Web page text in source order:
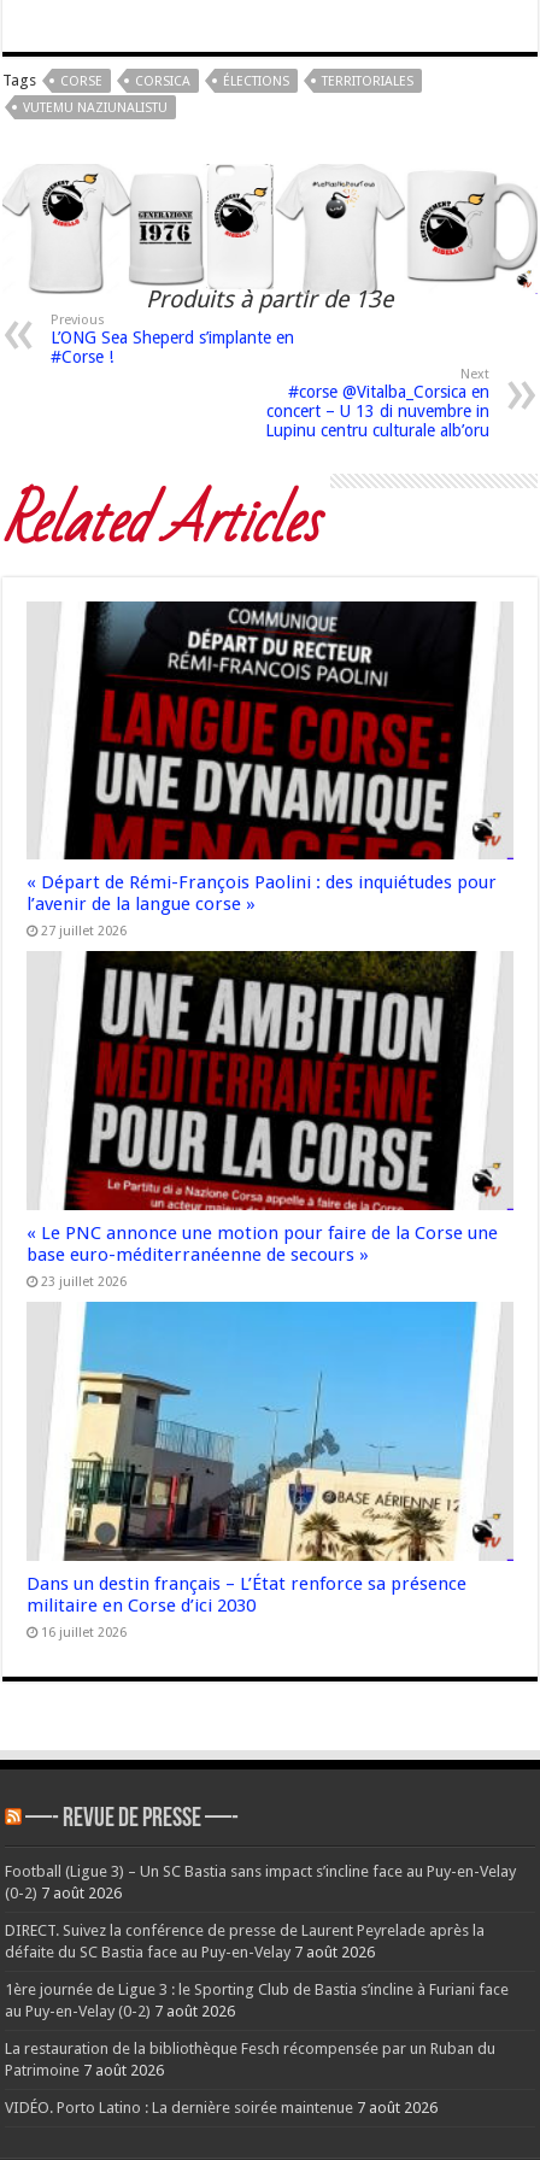
Tags CORSE CORSICA ÉLECTIONS
TERRITORIALES
VUTEMU NAZIUNALISTU
Produits à partir de 13e
Previous
L’ONG Sea Sheperd s’implante en
#Corse !
Next
#corse @Vitalba_Corsica en
concert – U 13 di nuvembre in
Lupinu centru culturale alb’oru
Related Articles
« Départ de Rémi-François Paolini : des inquiétudes pour
l’avenir de la langue corse »
27 juillet 2026
« Le PNC annonce une motion pour faire de la Corse une
base euro-méditerranéenne de secours »
23 juillet 2026
Dans un destin français – L’État renforce sa présence
militaire en Corse d’ici 2030
16 juillet 2026
—- REVUE DE PRESSE —-
Football (Ligue 3) – Un SC Bastia sans impact s’incline face au Puy-en-Velay
(0-2) 7 août 2026
DIRECT. Suivez la conférence de presse de Laurent Peyrelade après la
défaite du SC Bastia face au Puy-en-Velay 7 août 2026
1ère journée de Ligue 3 : le Sporting Club de Bastia s’incline à Furiani face
au Puy-en-Velay (0-2) 7 août 2026
La restauration de la bibliothèque Fesch récompensée par un Ruban du
Patrimoine 7 août 2026
VIDÉO. Porto Latino : La dernière soirée maintenue 7 août 2026